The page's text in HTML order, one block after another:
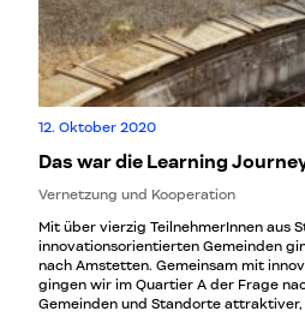
12. Oktober 2020
Das war die Learning
Vernetzung und Kooperation
Mit über vierzig TeilnehmerInnen aus
innovationsorientierten Gemeinden
nach Amstetten. Gemeinsam mit
gingen wir im Quartier A der Frage
Gemeinden und Standorte